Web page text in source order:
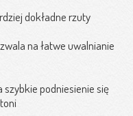
dokładne rzuty
na łatwe uwalnianie
podniesienie się